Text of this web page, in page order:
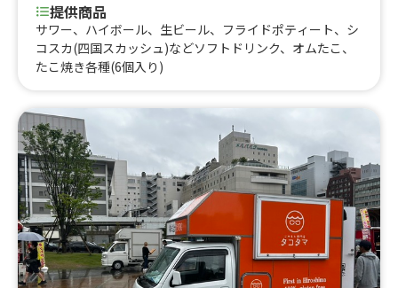
提供商品
サワー、ハイボール、生ビール、フライドポティート、シ
コスカ(四国スカッシュ)などソフトドリンク、オムたこ、
たこ焼き各種(6個入り)